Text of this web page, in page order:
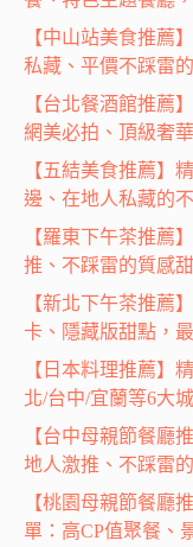
【中山站美食推薦
私藏、平價不踩雷
【台北餐酒館推薦
網美必拍、頂級奢
【五結美食推薦】
邊、在地人私藏的
【羅東下午茶推薦
推、不踩雷的質感
【新北下午茶推薦
卡、隱藏版甜點，
【日本料理推薦】
北/台中/宜蘭等6大
【台中母親節餐廳
地人激推、不踩雷
【桃園母親節餐廳
單：高CP值聚餐、